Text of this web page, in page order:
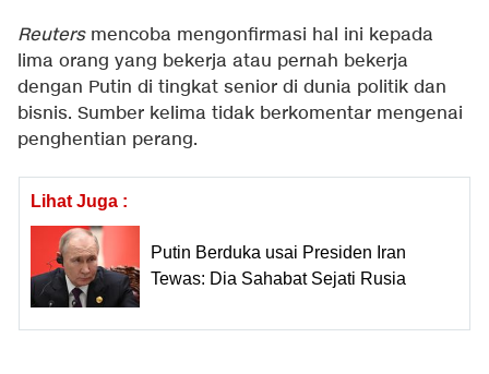
Reutersmencoba mengonfirmasi hal ini kepada
lima orang yang bekerja atau pernah bekerja
dengan Putin di tingkat senior di dunia politik dan
bisnis. Sumber kelima tidak berkomentar mengenai
penghentian perang.
Lihat Juga :
Putin Berduka usai Presiden Iran
Tewas: Dia Sahabat Sejati Rusia